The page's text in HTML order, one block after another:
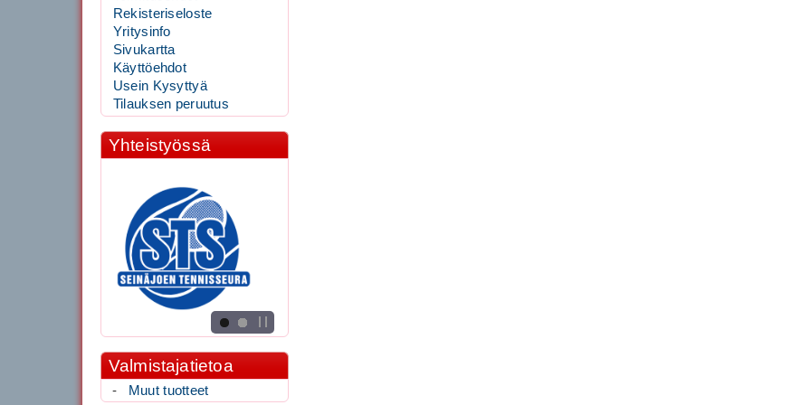
Rekisteriseloste
Yritysinfo
Sivukartta
Käyttöehdot
Usein Kysyttyä
Tilauksen peruutus
Yhteistyössä
Valmistajatietoa
- Muut tuotteet